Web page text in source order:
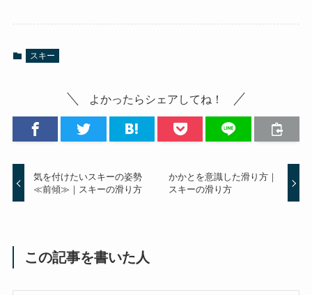
スキー
よかったらシェアしてね！
気を付けたいスキーの姿勢
≪前傾≫｜スキーの滑り方
かかとを意識した滑り方｜
スキーの滑り方
この記事を書いた人